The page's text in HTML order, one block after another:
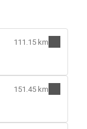
111.15 km
151.45 km